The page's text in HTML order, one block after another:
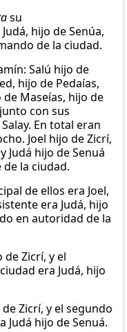
su
hijo de Senúa,
de la ciudad.
Salú hijo de
hijo de Pedaías,
Maseías, hijo de
con sus
En total eran
Joel hijo de Zicrí,
Judá hijo de Senuá
la ciudad.
de ellos era Joel,
era Judá, hijo
en autoridad de la
de Zicrí, y el
era Judá, hijo
Zicrí, y el segundo
Judá hijo de Senuá.